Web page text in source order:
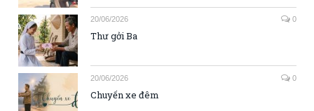
20/06/2026 0
Thư gởi Ba
20/06/2026 0
Chuyến xe đêm